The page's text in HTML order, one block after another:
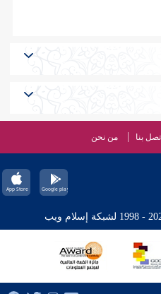
اتصل بنا من نحن